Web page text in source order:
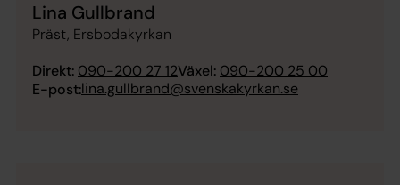
Lina Gullbrand
Präst, Ersbodakyrkan
Direkt: 090-200 27 12Växel: 090-200 25 00
E-post:lina.gullbrand@svenskakyrkan.se